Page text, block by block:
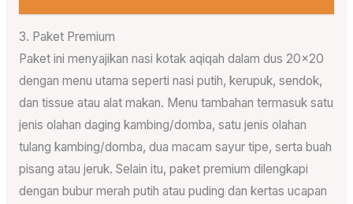
3. Paket Premium
Paket ini menyajikan nasi kotak aqiqah dalam dus 20×20
dengan menu utama seperti nasi putih, kerupuk, sendok,
dan tissue atau alat makan. Menu tambahan termasuk satu
jenis olahan daging kambing/domba, satu jenis olahan
tulang kambing/domba, dua macam sayur tipe, serta buah
pisang atau jeruk. Selain itu, paket premium dilengkapi
dengan bubur merah putih atau puding dan kertas ucapan